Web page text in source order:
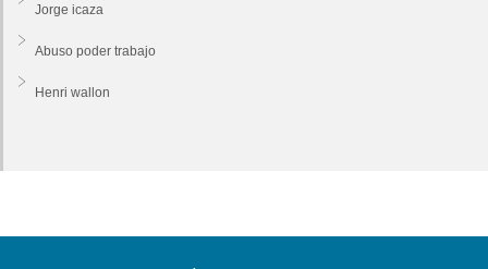
Jorge icaza
Abuso poder trabajo
Henri wallon